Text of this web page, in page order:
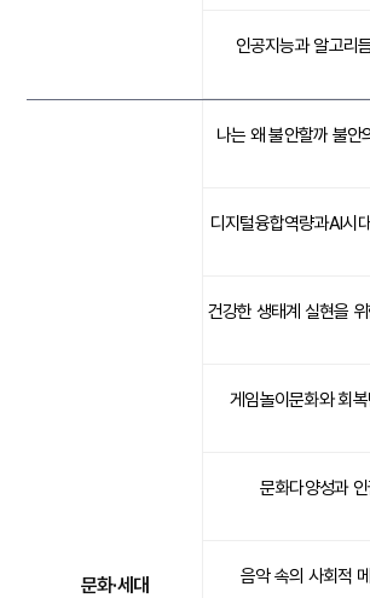
인공지능과 알고리
문화·세대
나는 왜 불안할까 불안
디지털융합역량과AI시
게임놀이문화와 회
문화다양성과 인
음악 속의 사회적